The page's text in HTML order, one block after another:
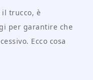
il trucco, è
per garantire che
Ecco cosa